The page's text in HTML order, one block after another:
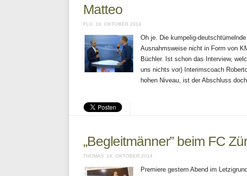
Matteo
FLO 19. OKTOBER 2014
Oh je. Die kumpelig-
Ausnahmsweise nicht in Form von
Büchler. Ist schon das Interview,
uns nichts vor) Interimscoach
hohen Niveau, ist der Abschluss
„Begleitmänner” beim FC
THOMAS 16. OKTOBER 2014
Premiere gestern Abend im